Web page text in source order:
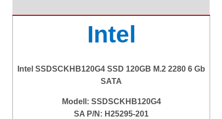
Intel
Intel SSDSCKHB120G4 SSD 120GB M.2 2280 6 Gb
SATA
Modell: SSDSCKHB120G4
SA P/N: H25295-201